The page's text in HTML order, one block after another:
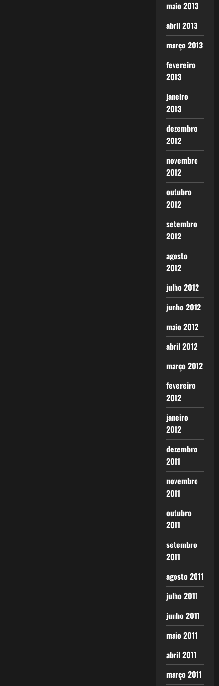
maio 2013
abril 2013
março 2013
fevereiro
2013
janeiro
2013
dezembro
2012
novembro
2012
outubro
2012
setembro
2012
agosto
2012
julho 2012
junho 2012
maio 2012
abril 2012
março 2012
fevereiro
2012
janeiro
2012
dezembro
2011
novembro
2011
outubro
2011
setembro
2011
agosto 2011
julho 2011
junho 2011
maio 2011
abril 2011
março 2011